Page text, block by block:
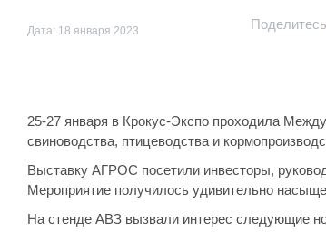
Дата: 18 января 2023
25-27 января в Крокус-Экспо проходила
свиноводства, птицеводства и
Выставку АГРОС посетили инвесторы,
Мероприятие получилось удивительно
На стенде АВЗ вызвали интерес следующие